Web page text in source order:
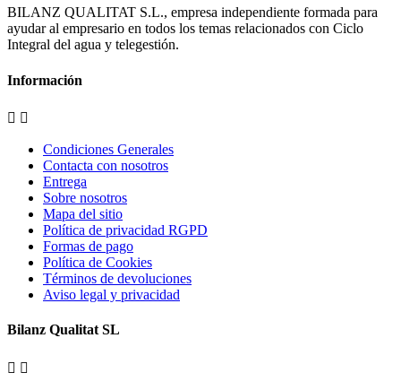
BILANZ QUALITAT S.L., empresa independiente formada para
ayudar al empresario en todos los temas relacionados con Ciclo
Integral del agua y telegestión.
Información
 
Condiciones Generales
Contacta con nosotros
Entrega
Sobre nosotros
Mapa del sitio
Política de privacidad RGPD
Formas de pago
Política de Cookies
Términos de devoluciones
Aviso legal y privacidad
Bilanz Qualitat SL
 